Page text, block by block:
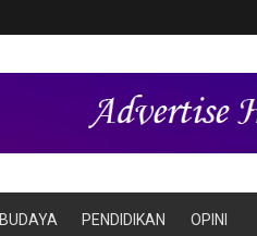
BUDAYA PENDIDIKAN OPINI